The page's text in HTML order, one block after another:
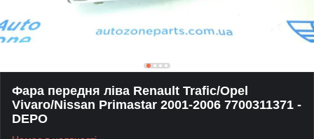
Фара передня ліва Renault Trafic/Opel
Vivaro/Nissan Primastar 2001-2006 7700311371 -
DEPO